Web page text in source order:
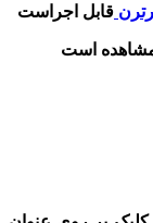
قابل اجراست